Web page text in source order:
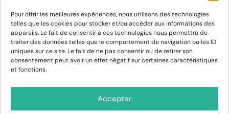
Pour offrir les meilleures expériences, nous utilisons des technologies
telles que les cookies pour stocker et/ou accéder aux informations des
appareils. Le fait de consentir à ces technologies nous permettra de
traiter des données telles que le comportement de navigation ou les ID
uniques sur ce site. Le fait de ne pas consentir ou de retirer son
consentement peut avoir un effet négatif sur certaines caractéristiques
et fonctions.
Accepter
Mon compte
Mon compte
Panier
Informations